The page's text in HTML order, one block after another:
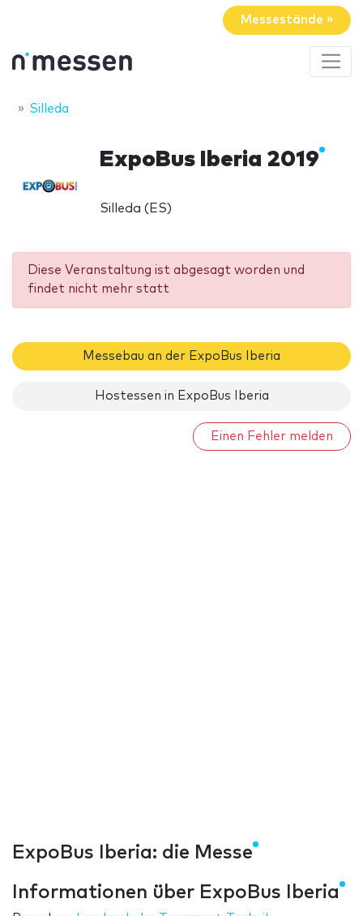
Messestände »
Silleda
ExpoBus Iberia 2019
Silleda (ES)
Diese Veranstaltung ist abgesagt worden und
findet nicht mehr statt
Messebau an der ExpoBus Iberia
Hostessen in ExpoBus Iberia
Einen Fehler melden
ExpoBus Iberia: die Messe
Informationen über ExpoBus Iberia